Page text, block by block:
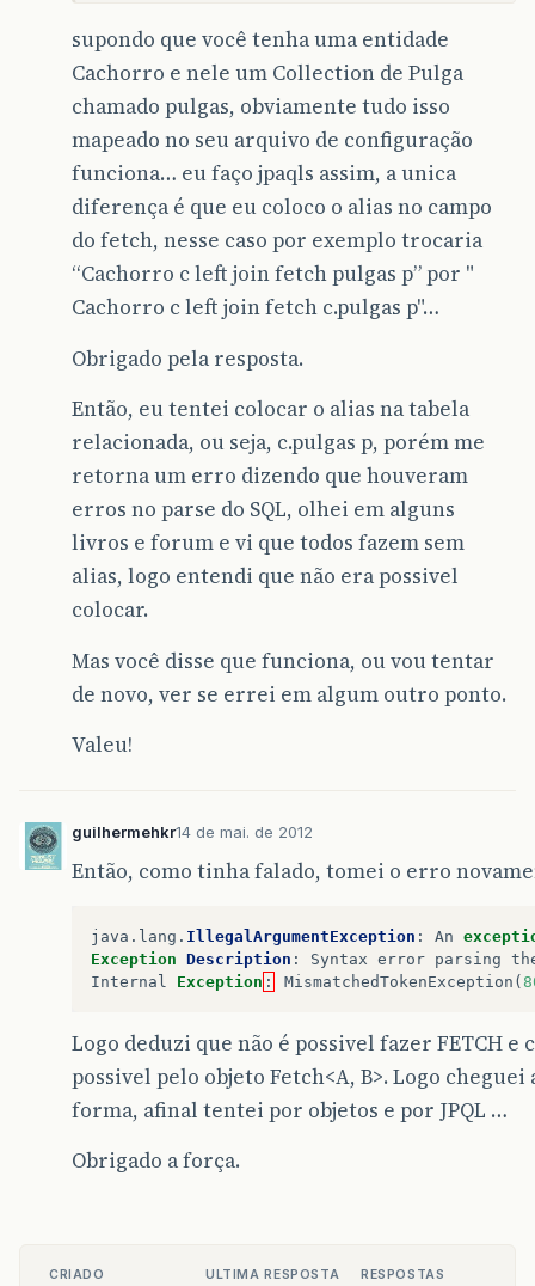
supondo que você tenha uma entidade
Cachorro e nele um Collection de Pulga
chamado pulgas, obviamente tudo isso
mapeado no seu arquivo de configuração
funciona… eu faço jpaqls assim, a unica
diferença é que eu coloco o alias no campo
do fetch, nesse caso por exemplo trocaria
“Cachorro c left join fetch pulgas p” por "
Cachorro c left join fetch c.pulgas p"…
Obrigado pela resposta.
Então, eu tentei colocar o alias na tabela
relacionada, ou seja, c.pulgas p, porém me
retorna um erro dizendo que houveram
erros no parse do SQL, olhei em alguns
livros e forum e vi que todos fazem sem
alias, logo entendi que não era possivel
colocar.
Mas você disse que funciona, ou vou tentar
de novo, ver se errei em algum outro ponto.
Valeu!
guilhermehkr14 de mai. de 2012
Então, como tinha falado, tomei o erro
java . lang . IllegalArgumentException : An
Exception Description : Syntax error parsing
Internal
Exception : MismatchedTokenException (
Logo deduzi que não é possivel fazer FETCH
possivel pelo objeto Fetch<A, B>. Logo
forma, afinal tentei por objetos e por JPQL …
Obrigado a força.
CRIADO ULTIMA RESPOSTA RESPOSTAS